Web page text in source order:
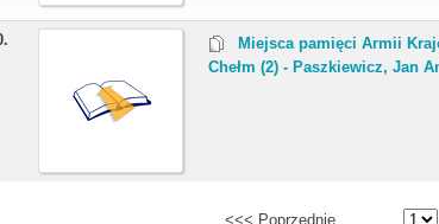
Miejsca pamięci Armii
Chełm (2) - Paszkiewicz, Jan
<<< Poprzednie